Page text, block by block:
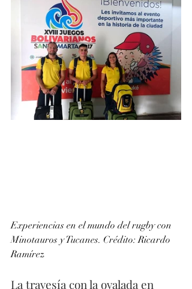
Experiencias en el mundo del rugby con
Minotauros y Tucanes. Crédito: Ricardo
Ramírez
La travesía con la ovalada en